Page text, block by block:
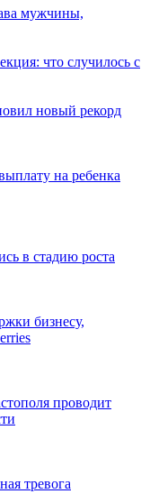
мужчины,
что случилось с
новый рекорд
на ребенка
в стадию роста
бизнесу,
проводит
тревога